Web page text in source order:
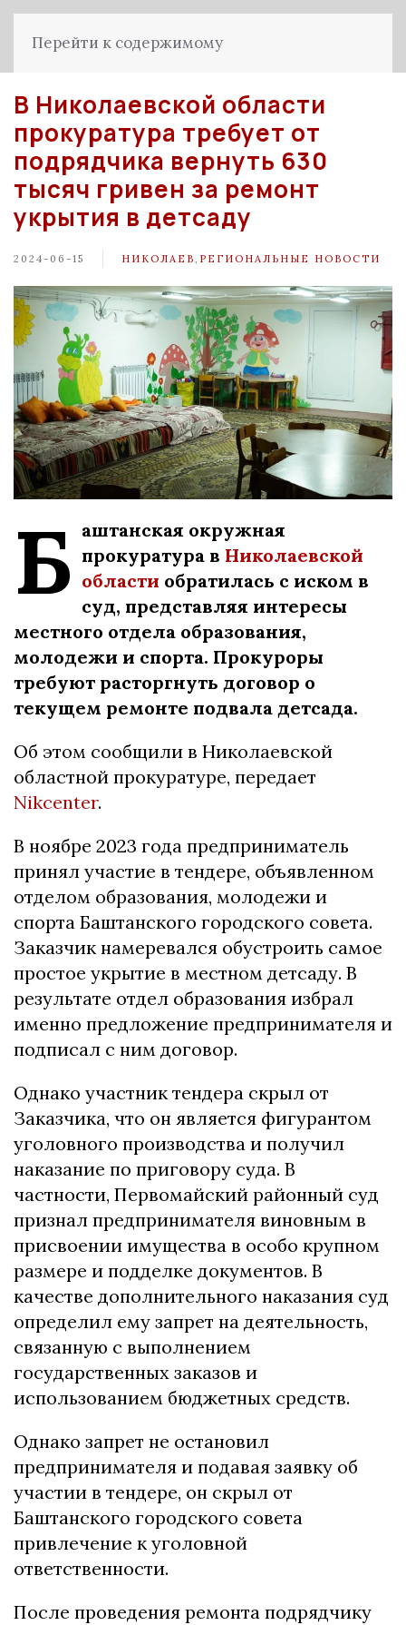
Перейти к содержимому
В Николаевской области
прокуратура требует от
подрядчика вернуть 630
тысяч гривен за ремонт
укрытия в детсаду
2024-06-15 НИКОЛАЕВ РЕГИОНАЛЬНЫЕ НОВОСТИ
Б аштанская окружная
прокуратура в Николаевской
области обратилась с иском в
суд, представляя интересы
местного отдела образования,
молодежи и спорта. Прокуроры
требуют расторгнуть договор о
текущем ремонте подвала детсада.
Об этом сообщили в Николаевской
областной прокуратуре, передает
Nikcenter.
В ноябре 2023 года предприниматель
принял участие в тендере, объявленном
отделом образования, молодежи и
спорта Баштанского городского совета.
Заказчик намеревался обустроить самое
простое укрытие в местном детсаду. В
результате отдел образования избрал
именно предложение предпринимателя и
подписал с ним договор.
Однако участник тендера скрыл от
Заказчика, что он является фигурантом
уголовного производства и получил
наказание по приговору суда. В
частности, Первомайский районный суд
признал предпринимателя виновным в
присвоении имущества в особо крупном
размере и подделке документов. В
качестве дополнительного наказания суд
определил ему запрет на деятельность,
связанную с выполнением
государственных заказов и
использованием бюджетных средств.
Однако запрет не остановил
предпринимателя и подавая заявку об
участии в тендере, он скрыл от
Баштанского городского совета
привлечение к уголовной
ответственности.
После проведения ремонта подрядчику